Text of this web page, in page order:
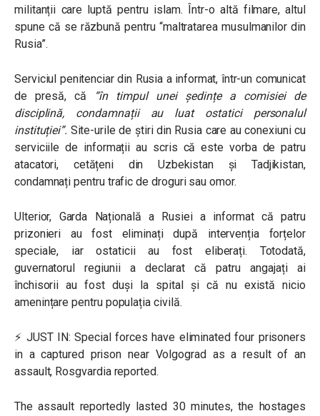
militanții care luptă pentru islam. Într-o altă filmare, altul
spune că se răzbună pentru “maltratarea musulmanilor din
Rusia”.
Serviciul penitenciar din Rusia a informat, într-un comunicat
de presă, că
“în timpul unei ședințe a comisiei de
disciplină, condamnații au luat ostatici personalul
instituției”. Site-urile de știri din Rusia care au conexiuni cu
serviciile de informații au scris că este vorba de patru
atacatori, cetățeni din Uzbekistan și Tadjikistan,
condamnați pentru trafic de droguri sau omor.
Ulterior, Garda Națională a Rusiei a informat că patru
prizonieri au fost eliminați după intervenția forțelor
speciale, iar ostaticii au fost eliberați. Totodată,
guvernatorul regiunii a declarat că patru angajați ai
închisorii au fost duși la spital și că nu există nicio
amenințare pentru populația civilă.
⚡️ JUST IN: Special forces have eliminated four prisoners
in a captured prison near Volgograd as a result of an
assault, Rosgvardia reported.
The assault reportedly lasted 30 minutes, the hostages